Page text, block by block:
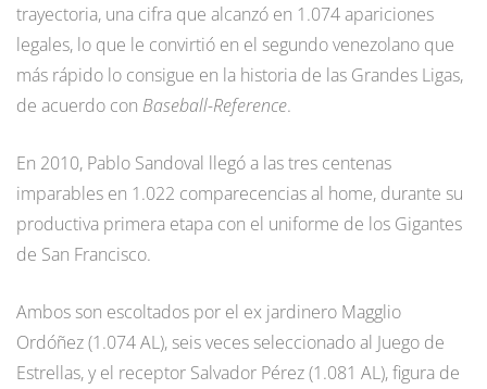
trayectoria, una cifra que alcanzó en 1.074 apariciones
legales, lo que le convirtió en el segundo venezolano que
más rápido lo consigue en la historia de las Grandes Ligas,
de acuerdo con Baseball-Reference.
En 2010, Pablo Sandoval llegó a las tres centenas
imparables en 1.022 comparecencias al home, durante su
productiva primera etapa con el uniforme de los Gigantes
de San Francisco.
Ambos son escoltados por el ex jardinero Magglio
Ordóñez (1.074 AL), seis veces seleccionado al Juego de
Estrellas, y el receptor Salvador Pérez (1.081 AL), figura de